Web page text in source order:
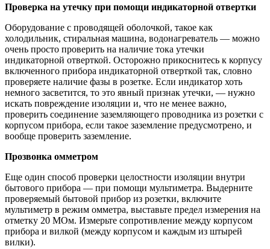
Проверка на утечку при помощи индикаторной отвертки
Оборудование с проводящей оболочкой, такое как
холодильник, стиральная машина, водонагреватель — можно
очень просто проверить на наличие тока утечки
индикаторной отверткой. Осторожно прикоснитесь к корпусу
включенного прибора индикаторной отверткой так, словно
проверяете наличие фазы в розетке. Если индикатор хоть
немного засветится, то это явный признак утечки, — нужно
искать повреждение изоляции и, что не менее важно,
проверить соединение заземляющего проводника из розетки с
корпусом прибора, если такое заземление предусмотрено, и
вообще проверить заземление.
Прозвонка омметром
Еще один способ проверки целостности изоляции внутри
бытового прибора — при помощи мультиметра. Выдерните
проверяемый бытовой прибор из розетки, включите
мультиметр в режим омметра, выставьте предел измерения на
отметку 20 МОм. Измерьте сопротивление между корпусом
прибора и вилкой (между корпусом и каждым из штырей
вилки).